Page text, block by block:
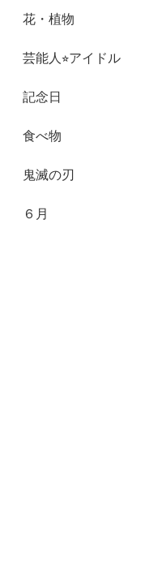
花・植物
芸能人⭐︎アイドル
記念日
食べ物
鬼滅の刃
６月